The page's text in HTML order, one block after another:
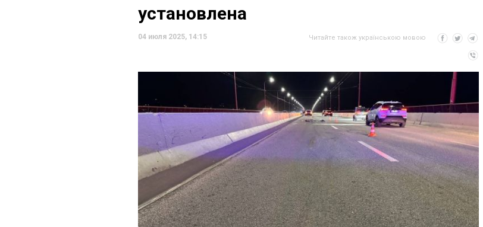
установлена
04 июля 2025, 14:15 Читайте також українською мовою